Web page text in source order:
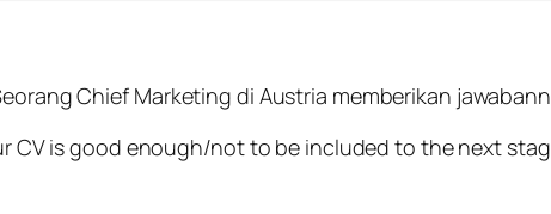
Chief Marketing di Austria memberikan
CV is good enough/not to be included to the next